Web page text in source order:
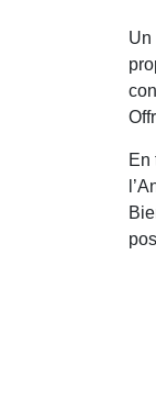
Un
En